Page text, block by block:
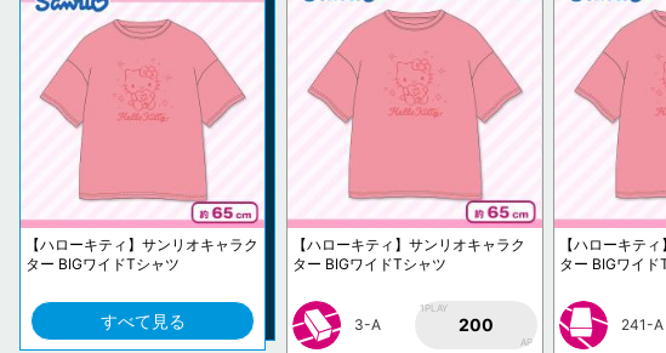
【ハローキティ】サンリオキャラク
ター BIGワイドTシャツ
すべて見る
【ハローキティ】サンリオキャラク
ター BIGワイドTシャツ
3-A
1PLAY
200
AP
【ハローキテ
ター BIGワイド
241-A